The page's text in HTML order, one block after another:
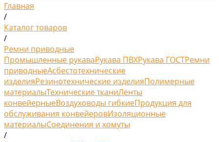
Главная
/
Каталог товаров
/
Ремни приводные
Промышленные рукаваРукава ПВХРукава ГОСТРемни
приводныеАсбестотехнические
изделияРезинотехнические изделияПолимерные
материалыТехнические тканиЛенты
конвейерныеВоздуховоды гибкиеПродукция для
обслуживания конвейеровИзоляционные
материалыСоединения и хомуты
/